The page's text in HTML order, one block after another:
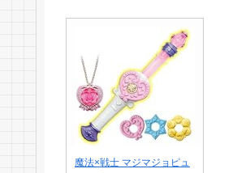
魔法×戦士 マジマジョピュ